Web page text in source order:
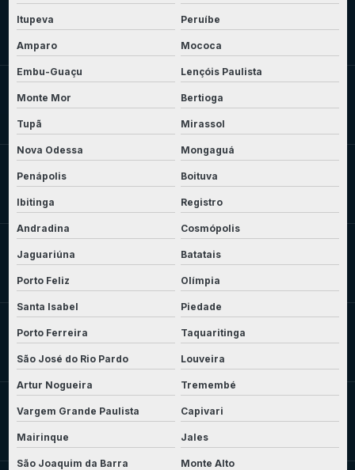
Itupeva Peruíbe
Amparo Mococa
Embu-Guaçu Lençóis Paulista
Monte Mor Bertioga
Tupã Mirassol
Nova Odessa Mongaguá
Penápolis Boituva
Ibitinga Registro
Andradina Cosmópolis
Jaguariúna Batatais
Porto Feliz Olímpia
Santa Isabel Piedade
Porto Ferreira Taquaritinga
São José do Rio Pardo Louveira
Artur Nogueira Tremembé
Vargem Grande Paulista Capivari
Mairinque Jales
São Joaquim da Barra Monte Alto